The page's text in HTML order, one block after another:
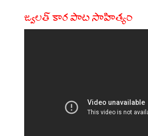
జ్వలత్ కార పాట సాహిత్యం